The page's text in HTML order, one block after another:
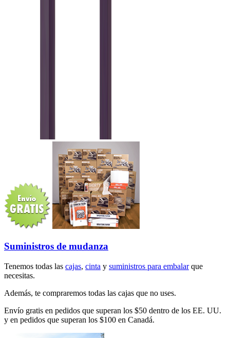
Suministros de mudanza
Tenemos todas las cajas, cinta y suministros para embalarque
necesitas.
Además, te compraremos todas las cajas que no uses.
Envío gratis en pedidos que superan los $50 dentro de los EE. UU.
y en pedidos que superan los $100 en Canadá.